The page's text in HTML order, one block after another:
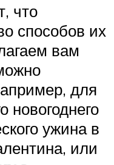
что
способов их
вам
для
новогоднего
ужина в
или